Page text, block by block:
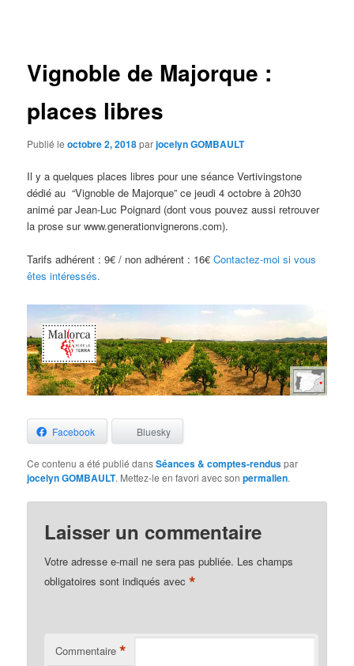
Vignoble de Majorque :
places libres
Publié leoctobre 2, 2018parjocelyn GOMBAULT
Il y a quelques places libres pour une séance Vertivingstone
dédié au “Vignoble de Majorque” ce jeudi 4 octobre à 20h30
animé par Jean-Luc Poignard (dont vous pouvez aussi retrouver
la prose sur www.generationvignerons.com).
Tarifs adhérent : 9€ / non adhérent : 16€Contactez-moi si vous
êtes intéressés.
Facebook Bluesky
Ce contenu a été publié dansSéances & comptes-renduspar
jocelyn GOMBAULT. Mettez-le en favori avec sonpermalien.
Laisser un commentaire
Votre adresse e-mail ne sera pas publiée. Les champs
obligatoires sont indiqués avec*
Commentaire *